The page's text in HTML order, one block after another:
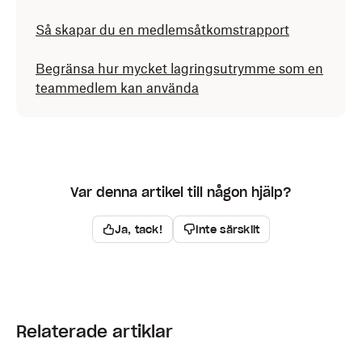
Så skapar du en medlemsåtkomstrapport
Begränsa hur mycket lagringsutrymme som en
teammedlem kan använda
Var denna artikel till någon hjälp?
Ja, tack! Inte särskilt
Relaterade artiklar